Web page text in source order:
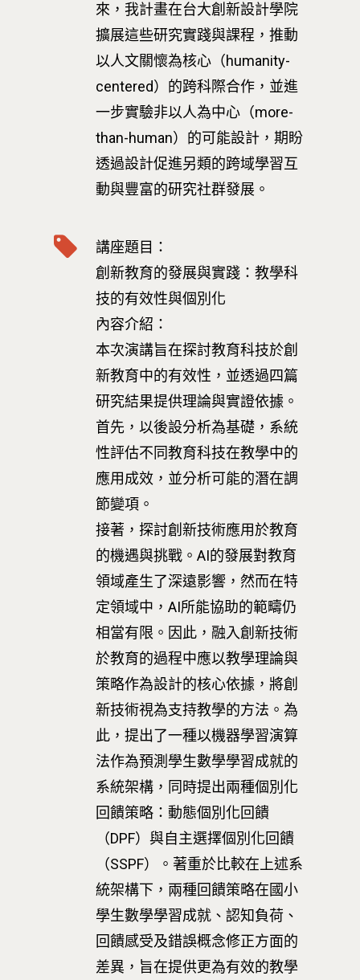
來，我計畫在台大創新設計學院
擴展這些研究實踐與課程，推動
以人文關懷為核心（humanity-
centered）的跨科際合作，並進
一步實驗非以人為中心（more-
than-human）的可能設計，期盼
透過設計促進另類的跨域學習互
動與豐富的研究社群發展。
講座題目：
創新教育的發展與實踐：教學科
技的有效性與個別化
內容介紹：
本次演講旨在探討教育科技於創
新教育中的有效性，並透過四篇
研究結果提供理論與實證依據。
首先，以後設分析為基礎，系統
性評估不同教育科技在教學中的
應用成效，並分析可能的潛在調
節變項。
接著，探討創新技術應用於教育
的機遇與挑戰。AI的發展對教育
領域產生了深遠影響，然而在特
定領域中，AI所能協助的範疇仍
相當有限。因此，融入創新技術
於教育的過程中應以教學理論與
策略作為設計的核心依據，將創
新技術視為支持教學的方法。為
此，提出了一種以機器學習演算
法作為預測學生數學學習成就的
系統架構，同時提出兩種個別化
回饋策略：動態個別化回饋
（DPF）與自主選擇個別化回饋
（SSPF）。著重於比較在上述系
統架構下，兩種回饋策略在國小
學生數學學習成就、認知負荷、
回饋感受及錯誤概念修正方面的
差異，旨在提供更為有效的教學